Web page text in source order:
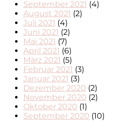
September 2021 (4)
August 2021 (2)
Juli 2021 (4)
Juni 2021 (2)
Mai 2021 (7)
April 2021 (6)
März 2021 (5)
Februar 2021 (3)
Januar 2021 (3)
Dezember 2020 (2)
November 2020 (2)
Oktober 2020 (1)
September 2020 (10)